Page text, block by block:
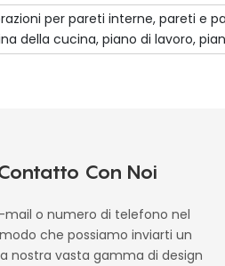
per pareti interne, pareti e
della cucina, piano di lavoro,
Con Noi
mail o numero di telefono nel
che possiamo inviarti un
nostra vasta gamma di design